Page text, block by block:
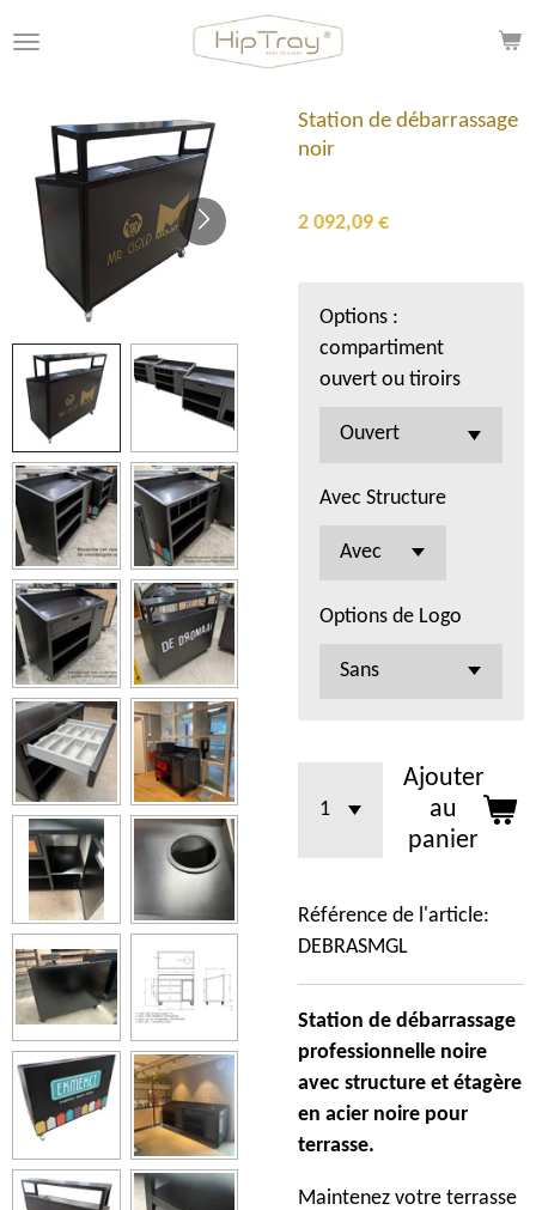
au
principal
Station de débarrassage
noir
2 092,09 €
Options :
compartiment
ouvert ou tiroirs
Avec Structure
Options de Logo
Ajouter
au
panier
Référence de l'article:
DEBRASMGL
Station de débarrassage
professionnelle noire
avec structure et étagère
en acier noire pour
terrasse.
Maintenez votre terrasse